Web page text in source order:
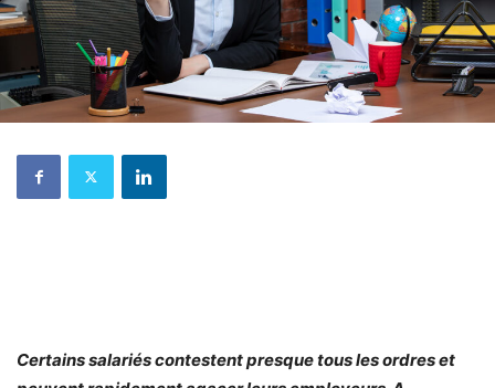
Certains salariés contestent presque tous les ordres et